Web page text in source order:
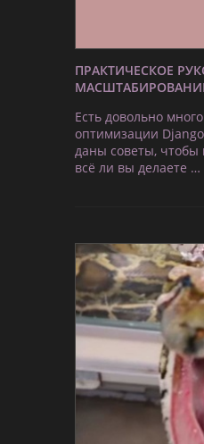
ПРАКТИЧЕСКОЕ
Есть довольно
оптимизации
даны советы, чтобы
всё ли вы делаете …